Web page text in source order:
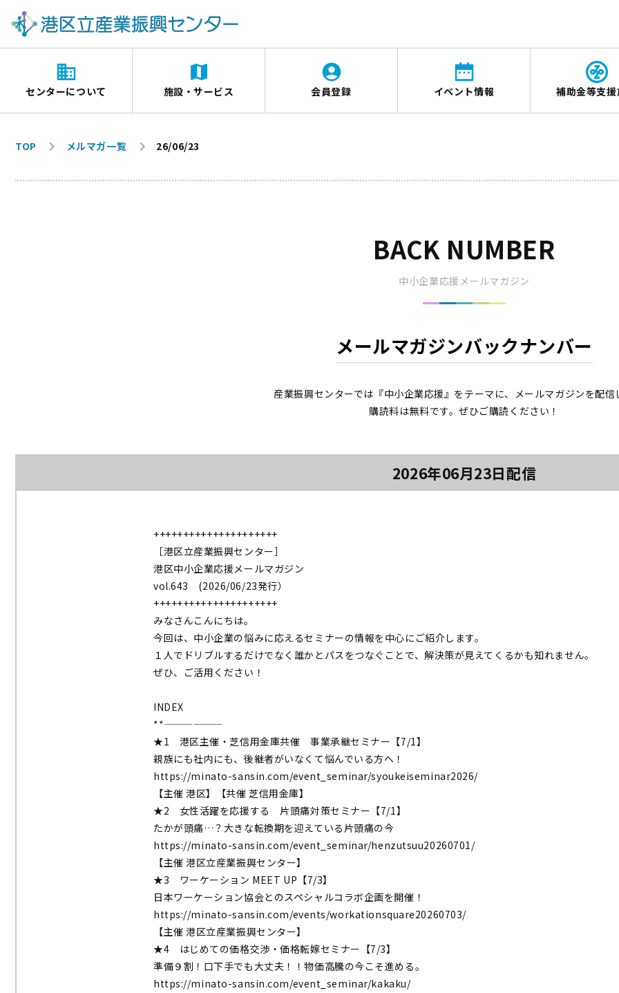
センターについて 施設・サービス 会員登録 イベント情報 補助金等支
TOP メルマガ一覧 26/06/23
BACK NUMBER
中小企業応援メールマガジン
メールマガジンバックナンバー
産業振興センターでは『中小企業応援』をテーマに、メールマガジンを配信
購読料は無料です。ぜひご購読ください！
2026年06月23日配信
+++++++++++++++++++++
［港区立産業振興センター］
港区中小企業応援メールマガジン
vol.643 (2026/06/23発行）
+++++++++++++++++++++
みなさんこんにちは。
今回は、中小企業の悩みに応えるセミナーの情報を中心にご紹介します。
１人でドリブルするだけでなく誰かとパスをつなぐことで、解決策が見えてくるかも知れません。
ぜひ、ご活用ください！
INDEX
**——————
★1 港区主催・芝信用金庫共催 事業承継セミナー【7/1】
親族にも社内にも、後継者がいなくて悩んでいる方へ！
https://minato-sansin.com/event_seminar/syoukeiseminar2026/
【主催 港区】【共催 芝信用金庫】
★2 女性活躍を応援する 片頭痛対策セミナー【7/1】
たかが頭痛…？大きな転換期を迎えている片頭痛の今
https://minato-sansin.com/event_seminar/henzutsuu20260701/
【主催 港区立産業振興センター】
★3 ワーケーション MEET UP【7/3】
日本ワーケーション協会とのスペシャルコラボ企画を開催！
https://minato-sansin.com/events/workationsquare20260703/
【主催 港区立産業振興センター】
★4 はじめての価格交渉・価格転嫁セミナー【7/3】
準備９割！口下手でも大丈夫！！物価高騰の今こそ進める。
https://minato-sansin.com/event_seminar/kakaku/